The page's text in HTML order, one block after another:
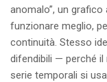
anomalo”, un
funzionare meglio,
continuità. Stesso
difendibili — perché il
serie temporali si